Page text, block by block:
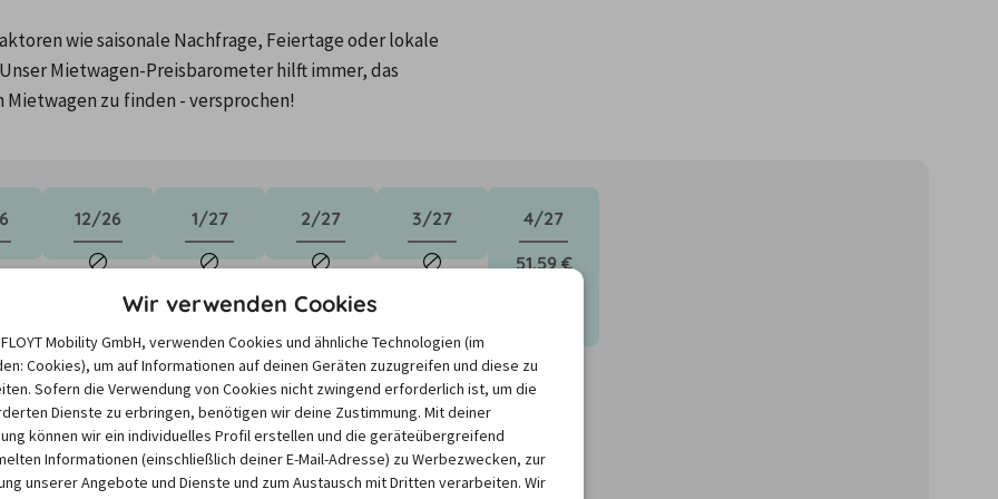
wie saisonale Nachfrage, Feiertage oder lokale
Mietwagen-Preisbarometer hilft immer, das
zu finden - versprochen!
12/26
Preisdaten
vorhanden
1/27
Preisdaten
vorhanden
2/27
Keine
Preisdaten
vorhanden
3/27
vorhanden
4/27
51,59 €
Wir verwenden Cookies
Mobility GmbH, verwenden Cookies und ähnliche Technologien (im
Cookies), um auf Informationen auf deinen Geräten zuzugreifen und diese zu
Sofern die Verwendung von Cookies nicht zwingend erforderlich ist, um die
Dienste zu erbringen, benötigen wir deine Zustimmung. Mit deiner
können wir ein individuelles Profil erstellen und die geräteübergreifend
Informationen (einschließlich deiner E-Mail-Adresse) zu Werbezwecken, zur
unserer Angebote und Dienste und zum Austausch mit Dritten verarbeiten. Wir